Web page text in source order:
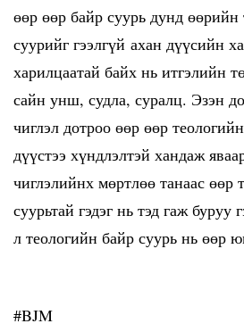
өөр өөр байр суурь дунд өөрийн
суурийг гээлгүй ахан дүүсийн
харилцаатай байх нь итгэлийн
сайн унш, судла, суралц. Эзэн
чиглэл дотроо өөр өөр
дүүстээ хүндлэлтэй хандаж
чиглэлийнх мөртлөө танаас өөр
суурьтай гэдэг нь тэд гаж буруу
л теологийн байр суурь нь өөр
#BJM